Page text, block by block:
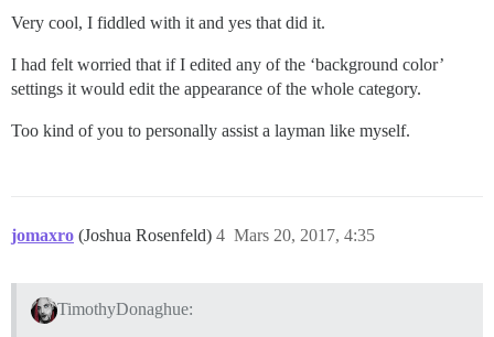
Very cool, I fiddled with it and yes that did it.
I had felt worried that if I edited any of the ‘background color’
settings it would edit the appearance of the whole category.
Too kind of you to personally assist a layman like myself.
jomaxro (Joshua Rosenfeld) Mars 20, 2017, 4:35
4
TimothyDonaghue: